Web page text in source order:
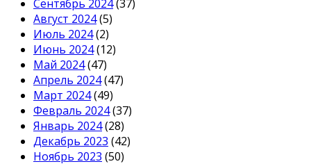
Сентябрь 2024(37)
Август 2024(5)
Июль 2024(2)
Июнь 2024(12)
Май 2024(47)
Апрель 2024(47)
Март 2024(49)
Февраль 2024(37)
Январь 2024(28)
Декабрь 2023 (42)
Ноябрь 2023 (50)